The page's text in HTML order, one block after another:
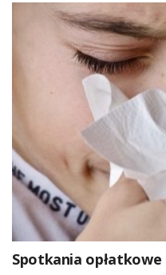
Spotkania